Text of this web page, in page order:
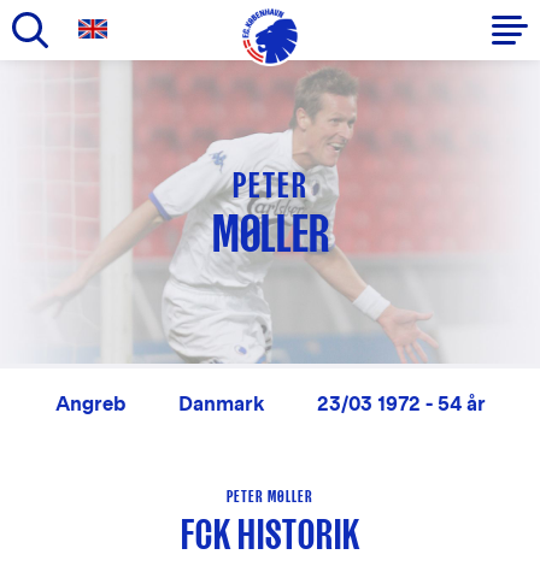
PETER
MØLLER
Angreb Danmark 23/03 1972 - 54 år
PETER MØLLER
FCK HISTORIK